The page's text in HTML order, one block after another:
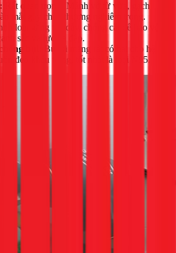
Rất quan trọng! Mảnh vỡ từ vữa, gạch
mắt gây chấn thương nghiêm trọng.
loại găng tay dày, chống cắt để bảo vệ
sắc và lực va đập.
bụi:
Bụi xi măng rất có hại cho hệ
đeo khẩu trang, tốt nhất là loại N95.